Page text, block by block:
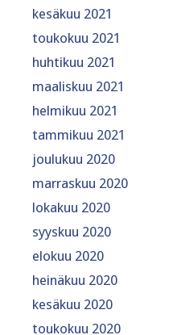
kesäkuu 2021
toukokuu 2021
huhtikuu 2021
maaliskuu 2021
helmikuu 2021
tammikuu 2021
joulukuu 2020
marraskuu 2020
lokakuu 2020
syyskuu 2020
elokuu 2020
heinäkuu 2020
kesäkuu 2020
toukokuu 2020